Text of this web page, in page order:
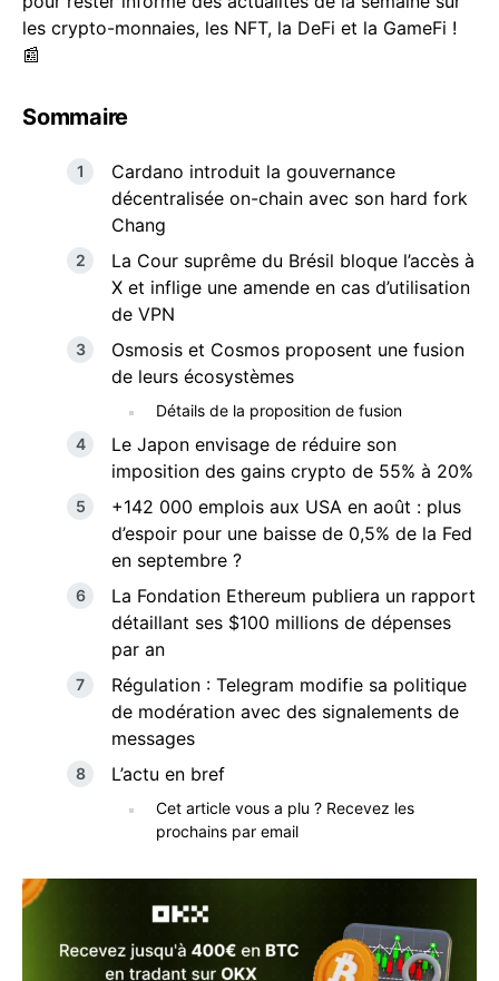
les crypto-monnaies, les NFT, la DeFi et la GameFi !
📰
Sommaire
Cardano introduit la gouvernance
décentralisée on-chain avec son hard fork
Chang
La Cour suprême du Brésil bloque l’accès à
X et inflige une amende en cas d’utilisation
de VPN
Osmosis et Cosmos proposent une fusion
de leurs écosystèmes
Détails de la proposition de fusion
Le Japon envisage de réduire son
imposition des gains crypto de 55% à 20%
+142 000 emplois aux USA en août : plus
d’espoir pour une baisse de 0,5% de la Fed
en septembre ?
La Fondation Ethereum publiera un rapport
détaillant ses $100 millions de dépenses
par an
Régulation : Telegram modifie sa politique
de modération avec des signalements de
messages
L’actu en bref
Cet article vous a plu ? Recevez les
prochains par email